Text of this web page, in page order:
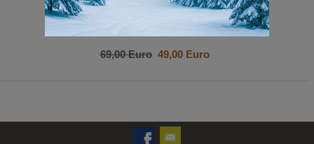
69,00 Euro49,00 Euro